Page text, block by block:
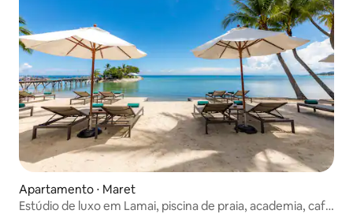
Apartamento ⋅ Maret
Estúdio de luxo em Lamai, piscina de praia, academia, café